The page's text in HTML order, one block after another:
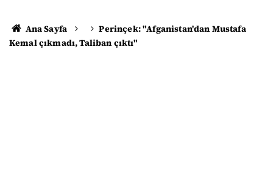
Ana Sayfa
Perinçek: "Afganistan'dan Mustafa
Kemal çıkmadı, Taliban çıktı"